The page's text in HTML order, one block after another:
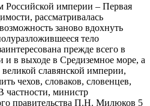
Российской империи – Первая
рассматривалась
заново вдохнуть
тело
прежде всего в
и в выходе в Средиземное море, а
славянской империи,
чехов, словаков, словенцев,
частности, министр
правительства П.Н. Милюков 5